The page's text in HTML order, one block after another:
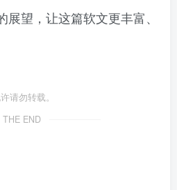
望，让这篇软文更丰富、
请勿转载。
THE END